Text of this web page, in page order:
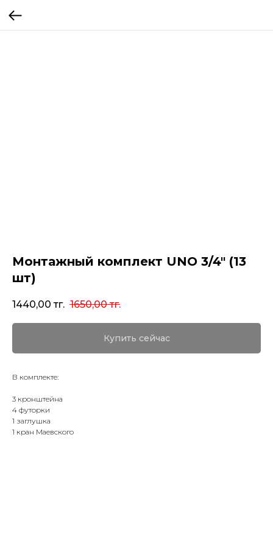
Монтажный комплект UNO 3/4" (13
шт)
1440,00 тг. 1650,00 тг.
Купить сейчас
В комплекте:
3 кронштейна
4 футорки
1 заглушка
1 кран Маевского